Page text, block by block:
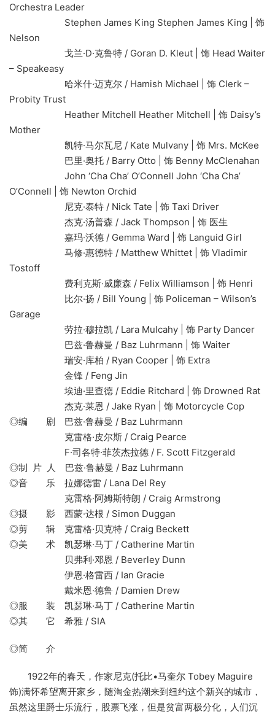
Orchestra Leader
Stephen James King Stephen James King | 饰
Nelson
戈兰·D·克鲁特 / Goran D. Kleut | 饰 Head Waiter
– Speakeasy
哈米什·迈克尔 / Hamish Michael | 饰 Clerk –
Probity Trust
Heather Mitchell Heather Mitchell | 饰 Daisy’s
Mother
凯特·马尔瓦尼 / Kate Mulvany | 饰 Mrs. McKee
巴里·奥托 / Barry Otto | 饰 Benny McClenahan
John ‘Cha Cha’ O’Connell John ‘Cha Cha’
O’Connell | 饰 Newton Orchid
尼克·泰特 / Nick Tate | 饰 Taxi Driver
杰克·汤普森 / Jack Thompson | 饰 医生
嘉玛·沃德 / Gemma Ward | 饰 Languid Girl
马修·惠德特 / Matthew Whittet | 饰 Vladimir
Tostoff
费利克斯·威廉森 / Felix Williamson | 饰 Henri
比尔·扬 / Bill Young | 饰 Policeman – Wilson’s
Garage
劳拉·穆拉凯 / Lara Mulcahy | 饰 Party Dancer
巴兹·鲁赫曼 / Baz Luhrmann | 饰 Waiter
瑞安·库柏 / Ryan Cooper | 饰 Extra
金锋 / Feng Jin
埃迪·里查德 / Eddie Ritchard | 饰 Drowned Rat
杰克·莱恩 / Jake Ryan | 饰 Motorcycle Cop
◎编 剧 巴兹·鲁赫曼 / Baz Luhrmann
克雷格·皮尔斯 / Craig Pearce
F·司各特·菲茨杰拉德 / F. Scott Fitzgerald
◎制 片 人 巴兹·鲁赫曼 / Baz Luhrmann
◎音 乐 拉娜德雷 / Lana Del Rey
克雷格·阿姆斯特朗 / Craig Armstrong
◎摄 影 西蒙·达根 / Simon Duggan
◎剪 辑 克雷格·贝克特 / Craig Beckett
◎美 术 凯瑟琳·马丁 / Catherine Martin
贝弗利·邓恩 / Beverley Dunn
伊恩·格雷西 / Ian Gracie
戴米恩·德鲁 / Damien Drew
◎服 装 凯瑟琳·马丁 / Catherine Martin
◎其 它 希雅 / SIA
◎简 介
1922年的春天，作家尼克(托比•马奎尔 Tobey Maguire
饰)满怀希望离开家乡，随淘金热潮来到纽约这个新兴的城市，
虽然这里爵士乐流行，股票飞涨，但是贫富两极分化，人们沉